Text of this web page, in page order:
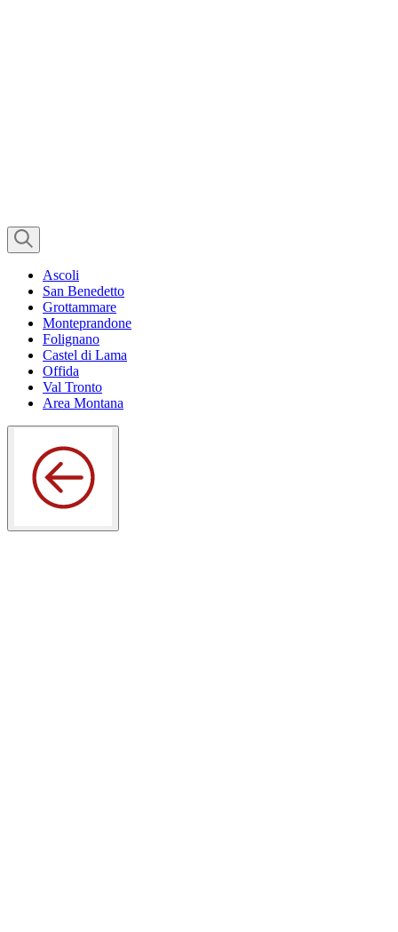
Ascoli
San Benedetto
Grottammare
Monteprandone
Folignano
Castel di Lama
Offida
Val Tronto
Area Montana